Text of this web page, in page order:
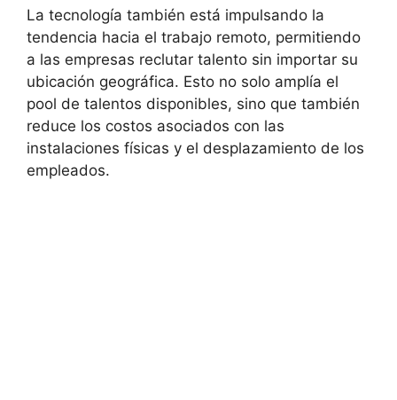
La tecnología también está impulsando la
tendencia hacia el trabajo remoto, permitiendo
a las empresas reclutar talento sin importar su
ubicación geográfica. Esto no solo amplía el
pool de talentos disponibles, sino que también
reduce los costos asociados con las
instalaciones físicas y el desplazamiento de los
empleados.